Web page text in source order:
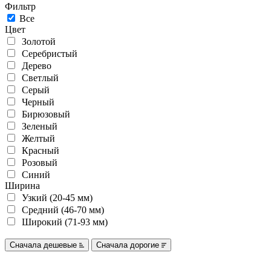
Фильтр
Все
Цвет
Золотой
Серебристый
Дерево
Светлый
Серый
Черный
Бирюзовый
Зеленый
Желтый
Красный
Розовый
Синий
Ширина
Узкий (20-45 мм)
Средний (46-70 мм)
Широкий (71-93 мм)
Сначала дешевые Сначала дорогие